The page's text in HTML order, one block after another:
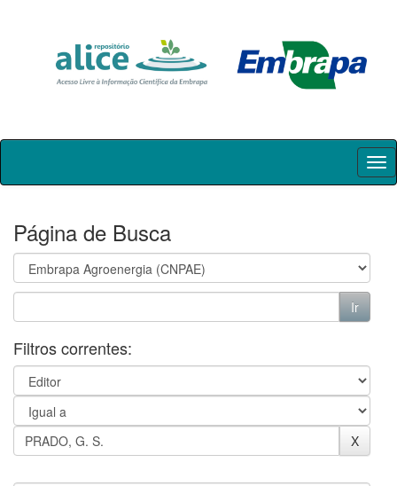
Skip
Página de Busca
Filtros correntes: